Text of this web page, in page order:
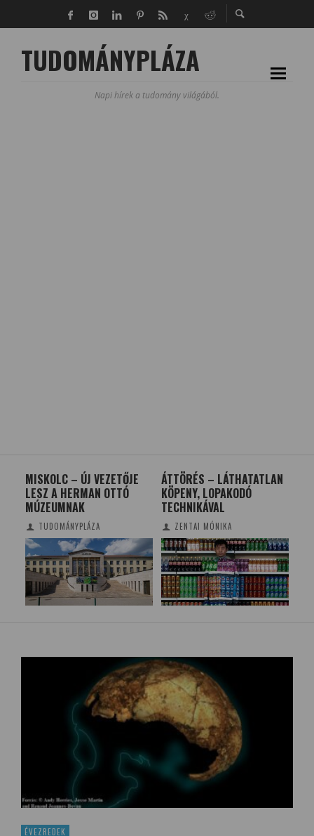
TUDOMÁNYPLÁZA
Napi hírek a tudomány világából.
MISKOLC – ÚJ VEZETŐJE
LESZ A HERMAN OTTÓ
MÚZEUMNAK
TUDOMÁNYPLÁZA
ÁTTÖRÉS – LÁTHATATLAN
KÖPENY, LOPAKODÓ
TECHNIKÁVAL
ZENTAI MÓNIKA
ÉVEZREDEK